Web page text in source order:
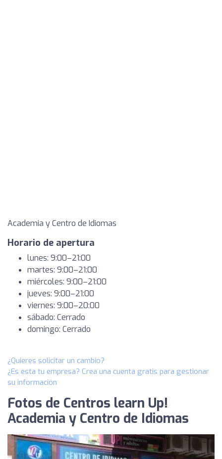
Academia y Centro de Idiomas
Horario de apertura
lunes: 9:00–21:00
martes: 9:00–21:00
miércoles: 9:00–21:00
jueves: 9:00–21:00
viernes: 9:00–20:00
sábado: Cerrado
domingo: Cerrado
¿Quieres solicitar un cambio?
¿Es esta tu empresa? Crea una cuenta gratis para gestionar
su información
Fotos de Centros learn Up!
Academia y Centro de Idiomas